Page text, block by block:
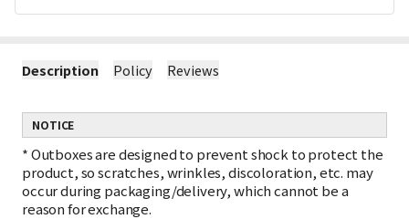
Description Policy Reviews
NOTICE
*Outboxes are designed to prevent shock to protect the
product, so scratches, wrinkles, discoloration, etc. may
occur during packaging/delivery, which cannot be a
reason for exchange.